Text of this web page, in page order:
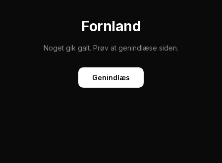
Fornland
Noget gik galt. Prøv at genindlæse siden.
Genindlæs